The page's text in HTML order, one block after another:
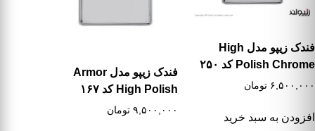
فندک زیپو مدل High
Polish Chrome کد ۲۵۰
۶,۵۰۰,۰۰۰ تومان
افزودن به سبد خرید
فندک زیپو مدل Armor
High Polish کد ۱۶۷
۹,۵۰۰,۰۰۰ تومان